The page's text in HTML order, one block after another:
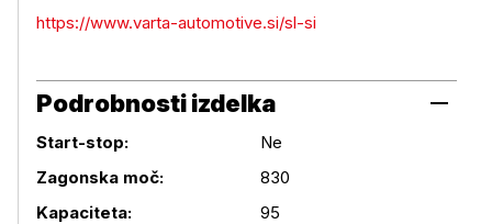
https://www.varta-automotive.si/sl-si
Podrobnosti izdelka
Start-stop:
Ne
Zagonska moč:
830
Kapaciteta:
95